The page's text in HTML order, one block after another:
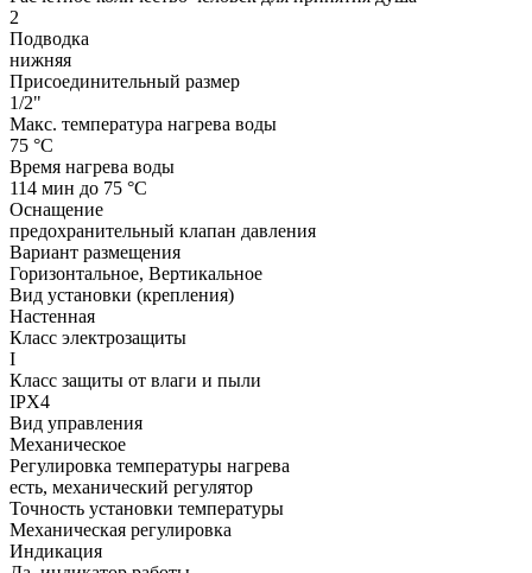
2
Подводка
нижняя
Присоединительный размер
1/2"
Макс. температура нагрева воды
75 °С
Время нагрева воды
114 мин до 75 °С
Оснащение
предохранительный клапан давления
Вариант размещения
Горизонтальное, Вертикальное
Вид установки (крепления)
Настенная
Класс электрозащиты
I
Класс защиты от влаги и пыли
IPX4
Вид управления
Механическое
Регулировка температуры нагрева
есть, механический регулятор
Точность установки температуры
Механическая регулировка
Индикация